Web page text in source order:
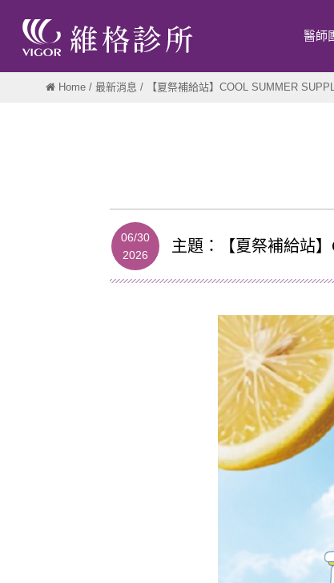
醫師
Home / 最新消息 / 【夏祭補給站】COOL SUMMER
06/30
2026
主題：【夏祭補給站